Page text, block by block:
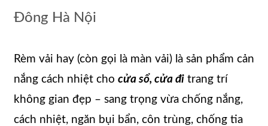
Đông Hà Nội
Rèm vải hay (còn gọi là màn vải) là sản phẩm cản
nắng cách nhiệt cho cửa sổ, cửa đi trang trí
không gian đẹp – sang trọng vừa chống nắng,
cách nhiệt, ngăn bụi bẩn, côn trùng, chống tia